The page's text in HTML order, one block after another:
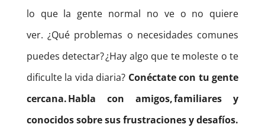
lo que la gente normal no ve o no quiere
ver. ¿Qué problemas o necesidades comunes
puedes detectar? ¿Hay algo que te moleste o te
dificulte la vida diaria? Conéctate con tu gente
cercana. Habla con amigos, familiares y
conocidos sobre sus frustraciones y desafíos.